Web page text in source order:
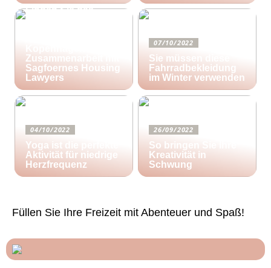
Finden Sie das
Zusammenarbeit mit
Sagfoernes Housing
Lawyers
07/10/2022
Sie müssen diese
Fahrradbekleidung
im Winter verwenden
04/10/2022
Yoga ist die perfekte
Aktivität für niedrige
Herzfrequenz
26/09/2022
So bringen Sie Ihre
Kreativität in
Schwung
Füllen Sie Ihre Freizeit mit Abenteuer und Spaß!